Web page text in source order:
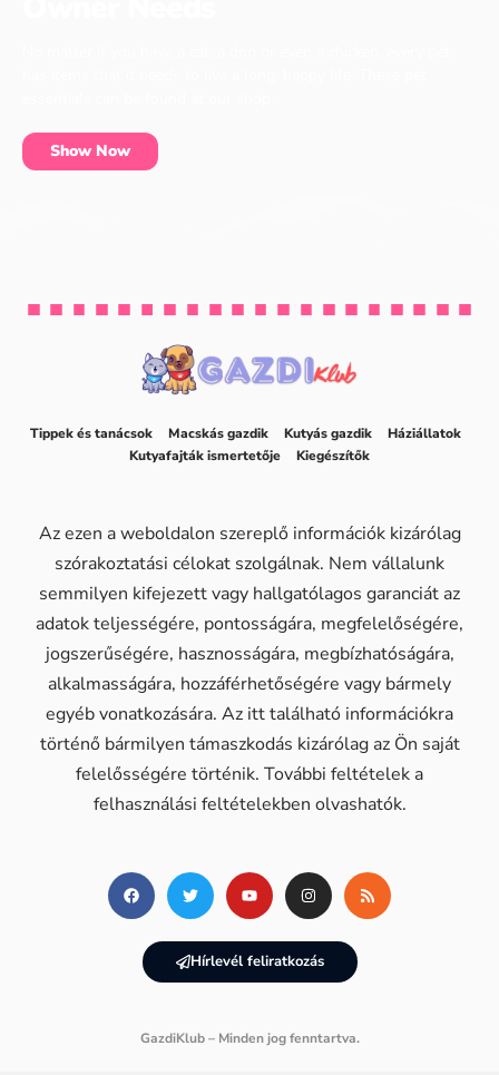
Show Now
Tippek és tanácsok Macskás gazdik Kutyás gazdik
Háziállatok
Kutyafajták ismertetője
Kiegészítők
Az ezen a weboldalon szereplő információk kizárólag
szórakoztatási célokat szolgálnak. Nem vállalunk
semmilyen kifejezett vagy hallgatólagos garanciát az
adatok teljességére, pontosságára, megfelelőségére,
jogszerűségére, hasznosságára, megbízhatóságára,
alkalmasságára, hozzáférhetőségére vagy bármely
egyéb vonatkozására. Az itt található információkra
történő bármilyen támaszkodás kizárólag az Ön saját
felelősségére történik. További feltételek a
felhasználási feltételekben olvashatók.
Hírlevél feliratkozás
GazdiKlub – Minden jog fenntartva.